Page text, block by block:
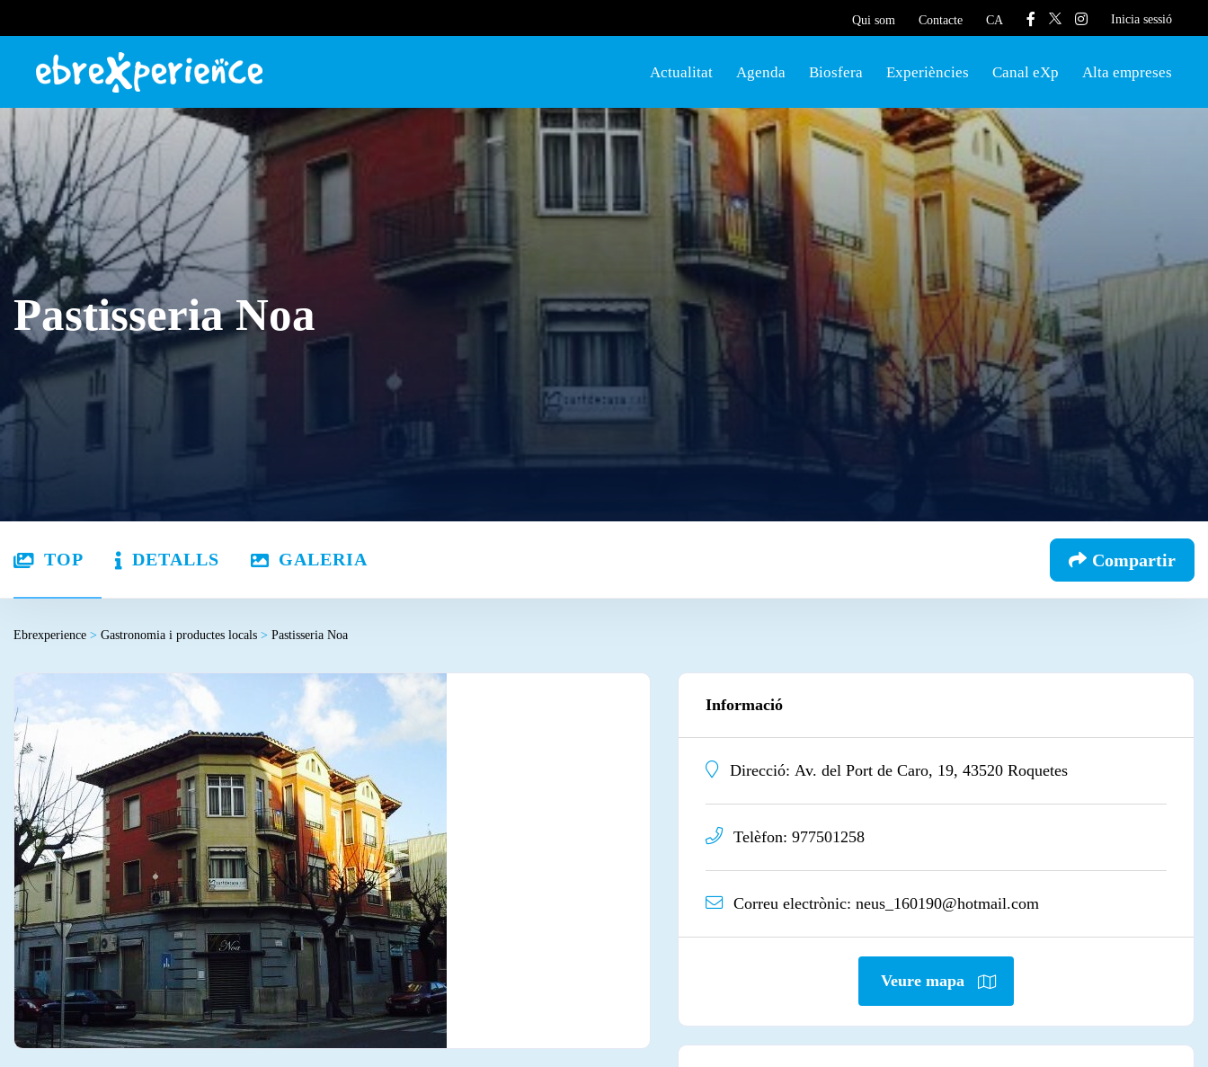
Qui som Contacte CA Inicia sessió
Actualitat Agenda Biosfera Experiències Canal eXp Alta empreses
Pastisseria Noa
TOP DETALLS GALERIA Compartir
Ebrexperience > Gastronomia i productes locals > Pastisseria Noa
Informació
Direcció:Av. del Port de Caro, 19, 43520 Roquetes
Telèfon:977501258
Correu electrònic:neus_160190@hotmail.com
Veure mapa